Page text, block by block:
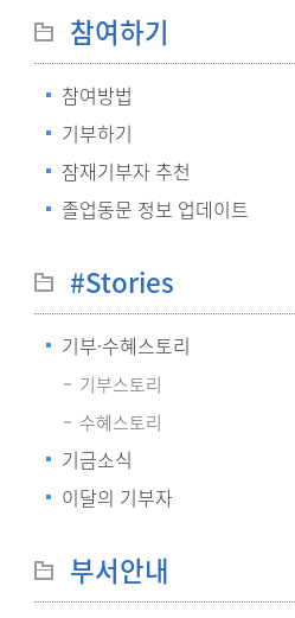
참여하기
참여방법
기부하기
잠재기부자 추천
졸업동문 정보 업데이트
#Stories
기부·수혜스토리
기부스토리
수혜스토리
기금소식
이달의 기부자
부서안내